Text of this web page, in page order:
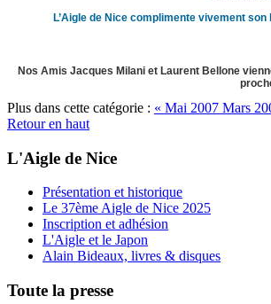
L’Aigle de Nice complimente vivement
Nos Amis Jacques Milani et Laurent Bellone
Plus dans cette catégorie : « Mai 2007 Mars
Retour en haut
L'Aigle de Nice
Présentation et historique
Le 37ème Aigle de Nice 2025
Inscription et adhésion
L'Aigle et le Japon
Alain Bideaux, livres & disques
Toute la presse